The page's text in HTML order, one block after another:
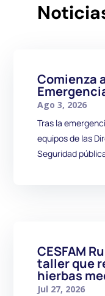
Comienza
Ago 3, 2026
Tras la
equipos de las
Seguridad
CESFAM
taller que
hierbas
Jul 27, 2026